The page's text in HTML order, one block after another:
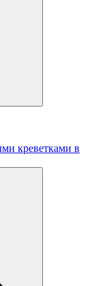
креветками в